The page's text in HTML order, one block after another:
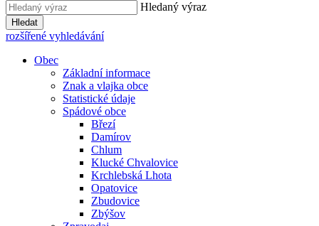
Hledaný výraz
Hledat
rozšířené vyhledávání
Obec
Základní informace
Znak a vlajka obce
Statistické údaje
Spádové obce
Březí
Damírov
Chlum
Klucké Chvalovice
Krchlebská Lhota
Opatovice
Zbudovice
Zbýšov